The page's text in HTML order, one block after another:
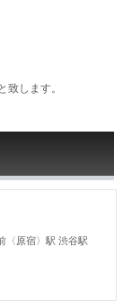
します。
〈原宿〉駅 渋谷駅